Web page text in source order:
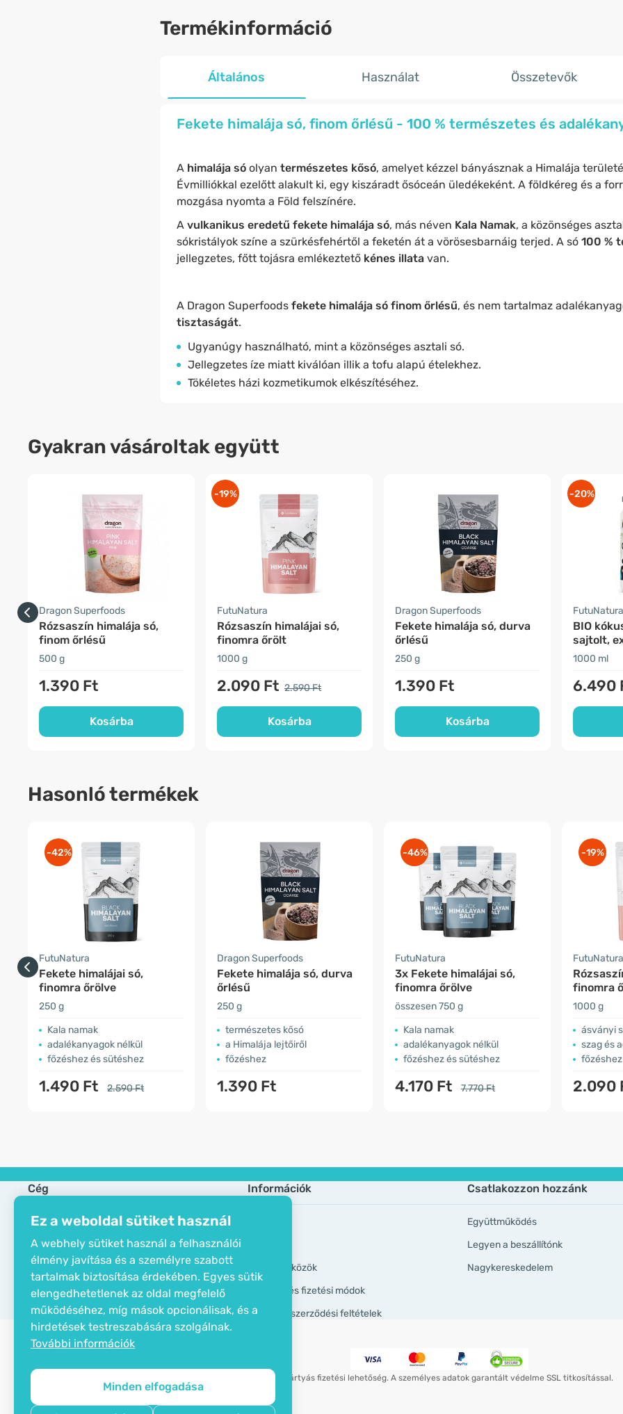
Ez a weboldal sütiket használ
A webhely sütiket használ a felhasználói
élmény javítása és a személyre szabott
tartalmak biztosítása érdekében. Egyes sütik
elengedhetetlenek az oldal megfelelő
működéséhez, míg mások opcionálisak, és a
hirdetések testreszabására szolgálnak.
További információk
Minden elfogadása
Termékinformáció
Általános Használat Összetevők
Fekete himalája só, finom őrlésű - 100 % természetes és
A himalája sóolyan természetes kősó, amelyet kézzel bányásznak a Himalája
Évmilliókkal ezelőtt alakult ki, egy kiszáradt ősóceán üledékeként. A földkéreg és a
mozgása nyomta a Föld felszínére.
A vulkanikus eredetű fekete himalája só, más néven Kala Namak, a közönséges
sókristályok színe a szürkésfehértől a feketén át a vörösesbarnáig terjed. A só 100 %
jellegzetes, főtt tojásra emlékeztető kénes illata van.
A Dragon Superfoodsfekete himalája só finom őrlésű, és nem tartalmaz
tisztaságát.
Ugyanúgy használható, mint a közönséges asztali só.
Jellegzetes íze miatt kiválóan illik a tofu alapú ételekhez.
Tökéletes házi kozmetikumok elkészítéséhez.
Gyakran vásároltak együtt
Dragon Superfoods
Rózsaszín himalája só,
finom őrlésű
500 g
1.390 Ft
Kosárba
-19%
FutuNatura
Rózsaszín himalájai só,
finomra őrölt
1000 g
2.090 Ft 2.590 Ft
Kosárba
Dragon Superfoods
Fekete himalája só, durva
őrlésű
250 g
1.390 Ft
Kosárba
-20%
FutuNatura
BIO
sajtolt,
1000 ml
6.490
Hasonló termékek
-42%
FutuNatura
Fekete himalájai só,
finomra őrölve
250 g
Kala namak
adalékanyagok nélkül
főzéshez és sütéshez
1.490 Ft 2.590 Ft
Dragon Superfoods
Fekete himalája só, durva
őrlésű
250 g
természetes kősó
a Himalája lejtőiről
főzéshez
1.390 Ft
-46%
FutuNatura
3x Fekete himalájai só,
finomra őrölve
összesen 750 g
Kala namak
adalékanyagok nélkül
főzéshez és sütéshez
4.170 Ft 7.770 Ft
-19%
FutuNatura
finomra
1000 g
ásványi
szag és
2.090
Cég
Öko tanusítvány
Elérhetőségek
Rólunk
Információk
GDPR eszközök
Szállítási és fizetési módok
Általános szerződési feltételek
Csatlakozzon hozzánk
Együttműködés
Legyen a beszállítónk
Nagykereskedelem
Bankkártyás fizetési lehetőség. A személyes adatok garantált védelme SSL titkosítással.
Copyright © 2012 - 2026   |   Be Healthy Group d.o.o.